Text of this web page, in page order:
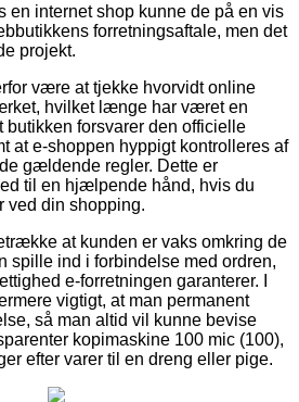
en internet shop kunne de på en vis
forretningsaftale, men det
projekt.
være at tjekke hvorvidt online
hvilket længe har været en
butikken forsvarer den officielle
at e-shoppen hyppigt kontrolleres af
gældende regler. Dette er
til en hjælpende hånd, hvis du
ved din shopping.
at kunden er vaks omkring de
spille ind i forbindelse med ordren,
e-forretningen garanterer. I
vigtigt, at man permanent
så man altid vil kunne bevise
kopimaskine 100 mic (100),
efter varer til en dreng eller pige.